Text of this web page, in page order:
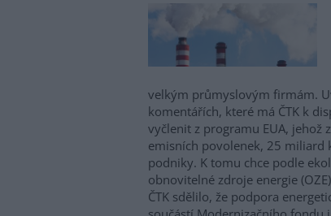
velkým průmyslovým firmám.
komentářích, které má ČTK k
vyčlenit z programu EUA, jehož
emisních povolenek, 25
podniky. K tomu chce podle
obnovitelné zdroje energie
ČTK sdělilo, že podpora